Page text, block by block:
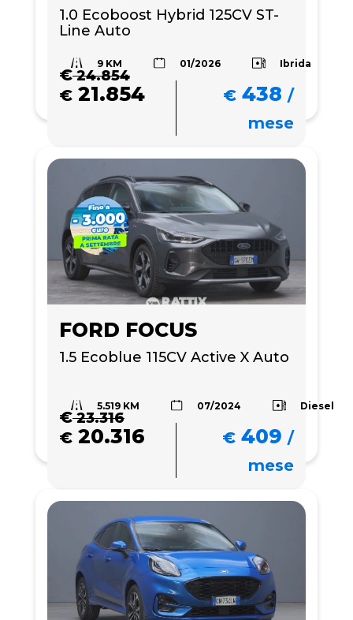
1.0 Ecoboost Hybrid 125CV ST-
Line Auto
9 KM 01/2026 Ibrida
€24.854
€ 21.854 € 438 /
mese
FORD FOCUS
1.5 Ecoblue 115CV Active X Auto
5.519 KM 07/2024 Diesel
€23.316
€ 20.316 € 409 /
mese